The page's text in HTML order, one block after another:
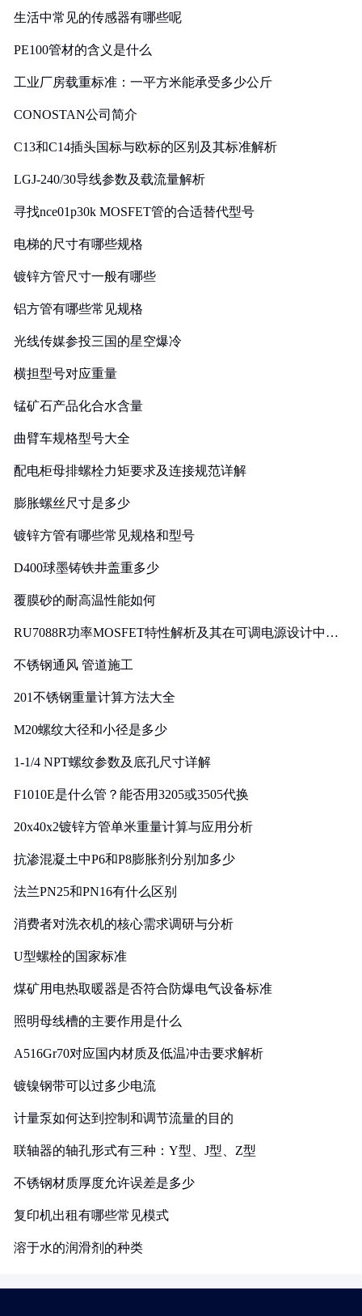
生活中常见的传感器有哪些呢
PE100管材的含义是什么
工业厂房载重标准：一平方米能承受多少公斤
CONOSTAN公司简介
C13和C14插头国标与欧标的区别及其标准解析
LGJ-240/30导线参数及载流量解析
寻找nce01p30k MOSFET管的合适替代型号
电梯的尺寸有哪些规格
镀锌方管尺寸一般有哪些
铝方管有哪些常见规格
光线传媒参投三国的星空爆冷
横担型号对应重量
锰矿石产品化合水含量
曲臂车规格型号大全
配电柜母排螺栓力矩要求及连接规范详解
膨胀螺丝尺寸是多少
镀锌方管有哪些常见规格和型号
D400球墨铸铁井盖重多少
覆膜砂的耐高温性能如何
RU7088R功率MOSFET特性解析及其在可调电源设计中的
不锈钢通风 管道施工
201不锈钢重量计算方法大全
M20螺纹大径和小径是多少
1-1/4 NPT螺纹参数及底孔尺寸详解
F1010E是什么管？能否用3205或3505代换
20x40x2镀锌方管单米重量计算与应用分析
抗渗混凝土中P6和P8膨胀剂分别加多少
法兰PN25和PN16有什么区别
消费者对洗衣机的核心需求调研与分析
U型螺栓的国家标准
煤矿用电热取暖器是否符合防爆电气设备标准
照明母线槽的主要作用是什么
A516Gr70对应国内材质及低温冲击要求解析
镀镍钢带可以过多少电流
计量泵如何达到控制和调节流量的目的
联轴器的轴孔形式有三种：Y型、J型、Z型
不锈钢材质厚度允许误差是多少
复印机出租有哪些常见模式
溶于水的润滑剂的种类